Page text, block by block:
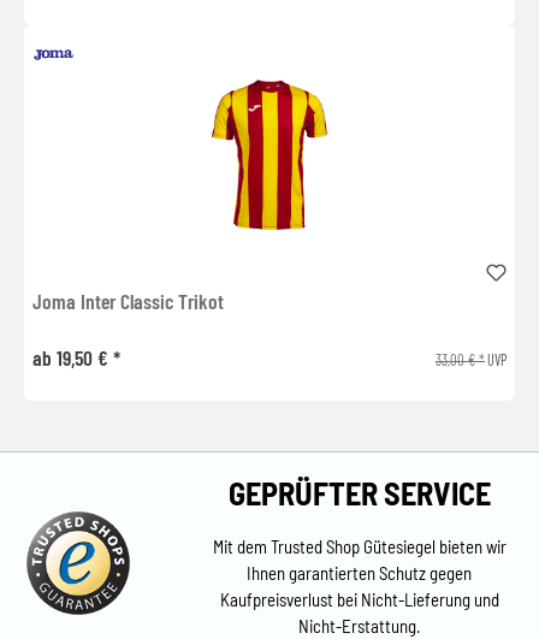
Joma Inter Classic Trikot
ab 19,50 € * 33,00 € *UVP
GEPRÜFTER SERVICE
Mit dem Trusted Shop Gütesiegel bieten wir
Ihnen garantierten Schutz gegen
Kaufpreisverlust bei Nicht-Lieferung und
Nicht-Erstattung.